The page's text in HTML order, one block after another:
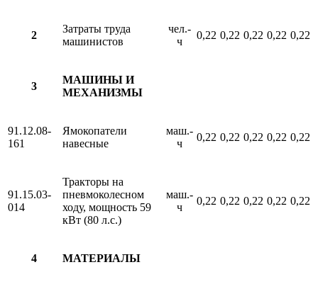
2
Затраты труда
машинистов
чел.-
ч
0,22 0,22 0,22 0,22 0,22
3
МАШИНЫ И
МЕХАНИЗМЫ
91.12.08-
161
Ямокопатели
навесные
маш.-
ч
0,22 0,22 0,22 0,22 0,22
91.15.03-
014
Тракторы на
пневмоколесном
ходу, мощность 59
кВт (80 л.с.)
маш.-
ч
0,22 0,22 0,22 0,22 0,22
4 МАТЕРИАЛЫ